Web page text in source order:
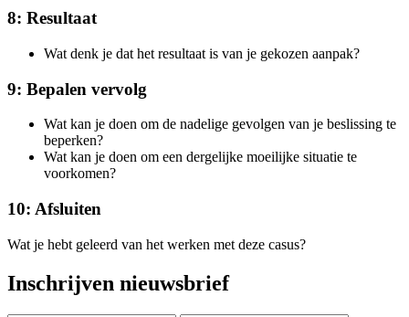
8: Resultaat
Wat denk je dat het resultaat is van je gekozen aanpak?
9: Bepalen vervolg
Wat kan je doen om de nadelige gevolgen van je beslissing te
beperken?
Wat kan je doen om een dergelijke moeilijke situatie te
voorkomen?
10: Afsluiten
Wat je hebt geleerd van het werken met deze casus?
Inschrijven nieuwsbrief